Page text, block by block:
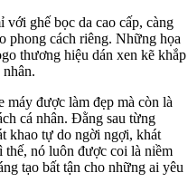
ghế bọc da cao cấp, càng
phong cách riêng. Những họa
thương hiệu dán xen kẽ khắp
máy được làm đẹp mà còn là
cá nhân. Đằng sau từng
khao tự do ngời ngợi, khát
thế, nó luôn được coi là niềm
tạo bất tận cho những ai yêu